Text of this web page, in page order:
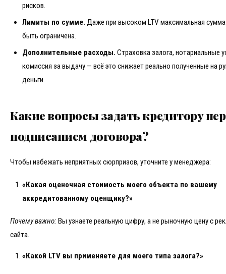
рисков.
Лимиты по сумме. Даже при высоком LTV максимальная
быть ограничена.
Дополнительные расходы. Страховка залога, нотариальные
комиссия за выдачу — всё это снижает реально полученные на
деньги.
Какие вопросы задать кредитору
подписанием договора?
Чтобы избежать неприятных сюрпризов, уточните у менеджера:
«Какая оценочная стоимость моего объекта по вашему
аккредитованному оценщику?»
Почему важно: Вы узнаете реальную цифру, а не рыночную цену с
сайта.
«Какой LTV вы применяете для моего типа залога?»